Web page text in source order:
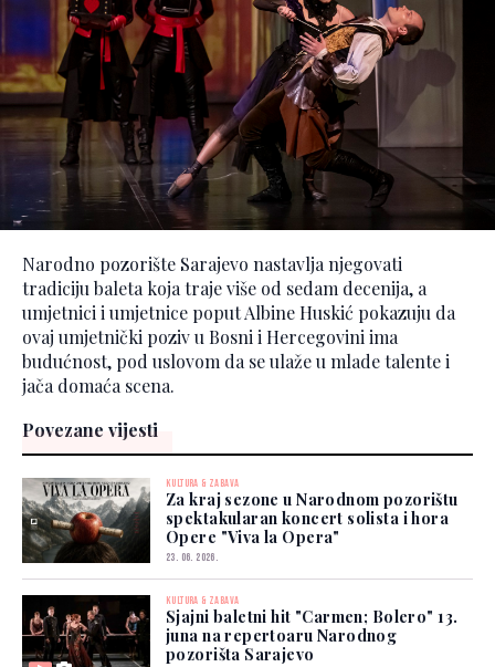
Narodno pozorište Sarajevo nastavlja njegovati
tradiciju baleta koja traje više od sedam decenija, a
umjetnici i umjetnice poput Albine Huskić pokazuju da
ovaj umjetnički poziv u Bosni i Hercegovini ima
budućnost, pod uslovom da se ulaže u mlade talente i
jača domaća scena.
Povezane vijesti
KULTURA & ZABAVA
Za kraj sezone u Narodnom pozorištu
spektakularan koncert solista i hora
Opere "Viva la Opera"
23. 06. 2026.
KULTURA & ZABAVA
Sjajni baletni hit "Carmen; Bolero" 13.
juna na repertoaru Narodnog
pozorišta Sarajevo